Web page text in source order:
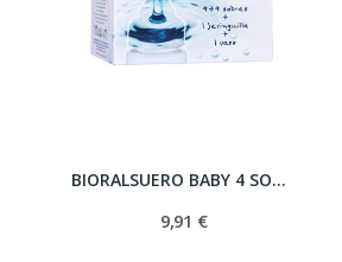
BIORALSUERO BABY 4 SOBRES
9,91 €